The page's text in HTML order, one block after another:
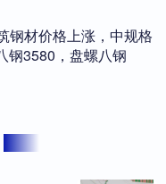
钢材价格上涨，中规格
钢3580，盘螺八钢